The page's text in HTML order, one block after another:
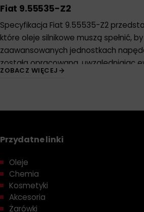
Fiat 9.55535-Z2
Specyfikacja Fiat 9.55535-Z2
które oleje silnikowe muszą spełnić,
zaawansowanych jednostkach
została opracowana, uwzględniając
technologiczną w dziedzinie
efektywnością energetyczną.
Norma Fiat 9.55535-Z2:
Pełna Ochrona:
9.55535-Z2 zapewniają
typowymi zagrożeniami dla
korozja czy nagromadzenie
ZOBACZ WIĘCEJ
Przydatne linki
Oleje
Chemia
Kosmetyki
Akcesoria
Żarówki